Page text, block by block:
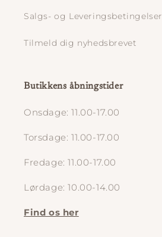
Salgs- og Leveringsbetingelser
Tilmeld dig nyhedsbrevet
Butikkens åbningstider
Onsdage: 11.00-17.00
Torsdage: 11.00-17.00
Fredage: 11.00-17.00
Lørdage: 10.00-14.00
Find os her